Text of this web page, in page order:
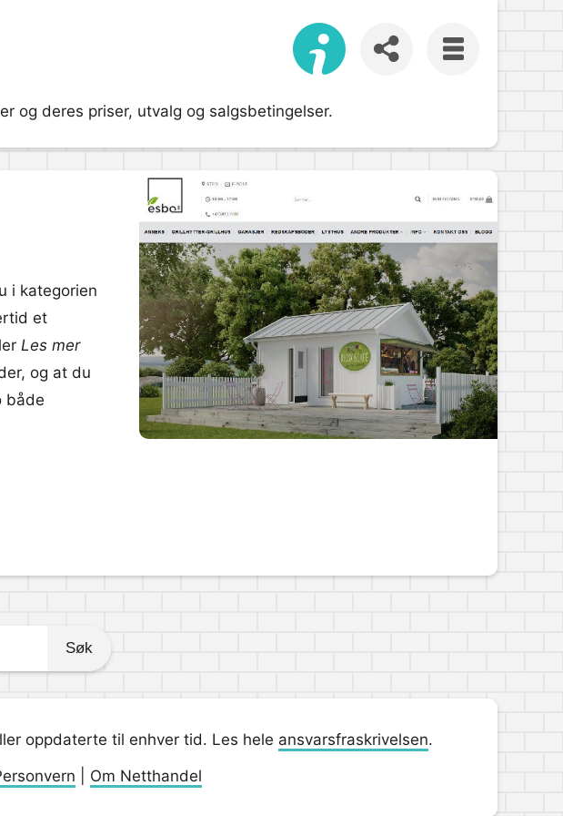
og deres priser, utvalg og salgsbetingelser.
i kategorien
et
Les mer
og at du
både
oppdaterte til enhver tid. Les hele ansvarsfraskrivelsen.
Om Netthandel